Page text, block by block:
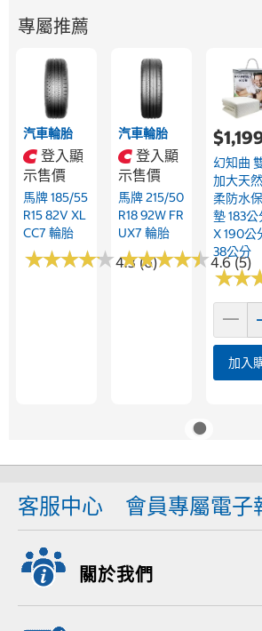
專屬推薦
汽車輪胎
登入顯
示售價
馬牌 185/55
R15 82V XL
CC7 輪胎
★★★★★
★★★★★4.3 (6)
汽車輪胎
登入顯
示售價
馬牌 215/50
R18 92W FR
UX7 輪胎
★★★★★
★★★★★4.6 (5)
幻知曲
加大天
柔防水
墊 183公
X 190公
38公分
★★
★★
加入
客服中心 會員專屬電子
關於我們